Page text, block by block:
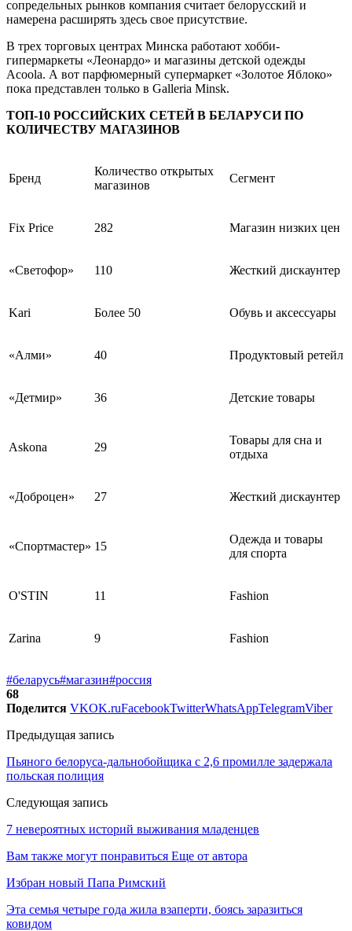
сопредельных рынков компания считает белорусский и
намерена расширять здесь свое присутствие.
В трех торговых центрах Минска работают хобби-
гипермаркеты «Леонардо» и магазины детской одежды
Acoola. А вот парфюмерный супермаркет «Золотое Яблоко»
пока представлен только в Galleria Minsk.
ТОП-10 РОССИЙСКИХ СЕТЕЙ В БЕЛАРУСИ ПО
КОЛИЧЕСТВУ МАГАЗИНОВ
Бренд
Количество открытых
магазинов
Сегмент
Fix Price 282 Магазин низких цен
«Светофор» 110 Жесткий дискаунтер
Kari Более 50 Обувь и аксессуары
«Алми» 40 Продуктовый ретейл
«Детмир» 36 Детские товары
Askona 29
Товары для сна и
отдыха
«Доброцен» 27 Жесткий дискаунтер
«Спортмастер» 15
Одежда и товары
для спорта
O'STIN 11 Fashion
Zarina 9 Fashion
#беларусь#магазин#россия
68
Поделится VKOK.ruFacebookTwitterWhatsAppTelegramViber
Предыдущая запись
Пьяного белоруса-дальнобойщика с 2,6 промилле задержала
польская полиция
Следующая запись
7 невероятных историй выживания младенцев
Вам также могут понравиться Еще от автора
Избран новый Папа Римский
Эта семья четыре года жила взаперти, боясь заразиться
ковидом